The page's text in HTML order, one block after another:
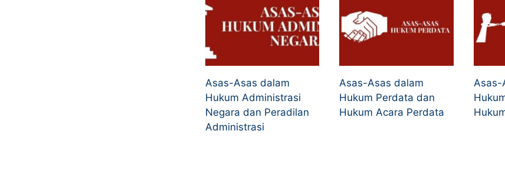
Asas-Asas dalam
Hukum Administrasi
Negara dan Peradilan
Administrasi
Asas-Asas dalam
Hukum Perdata dan
Hukum Acara Perdata
Asas-